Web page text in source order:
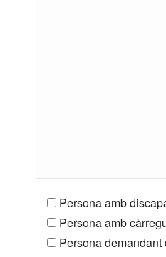
Persona amb
Persona amb
Persona